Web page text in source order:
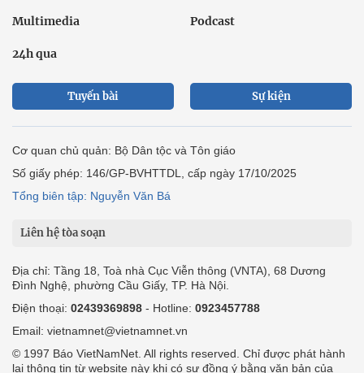
Multimedia Podcast
24h qua
Tuyến bài Sự kiện
Cơ quan chủ quản: Bộ Dân tộc và Tôn giáo
Số giấy phép: 146/GP-BVHTTDL, cấp ngày 17/10/2025
Tổng biên tập: Nguyễn Văn Bá
Liên hệ tòa soạn
Địa chỉ: Tầng 18, Toà nhà Cục Viễn thông (VNTA), 68 Dương
Đình Nghệ, phường Cầu Giấy, TP. Hà Nội.
Điện thoại: 02439369898 - Hotline: 0923457788
Email: vietnamnet@vietnamnet.vn
© 1997 Báo VietNamNet. All rights reserved. Chỉ được phát hành
lại thông tin từ website này khi có sự đồng ý bằng văn bản của